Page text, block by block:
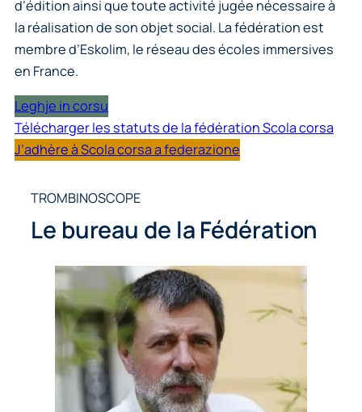
d’édition ainsi que toute activité jugée nécessaire à
la réalisation de son objet social. La fédération est
membre d’Eskolim, le réseau des écoles immersives
en France.
Leghje in corsu
Télécharger les statuts de la fédération Scola corsa
J’adhère à Scola corsa a federazione
TROMBINOSCOPE
Le bureau de la Fédération